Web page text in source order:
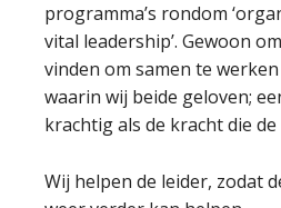
programma’s rondom
vital leadership’. Gewoon
vinden om samen te
waarin wij beide geloven;
krachtig als de kracht die
Wij helpen de leider, zodat